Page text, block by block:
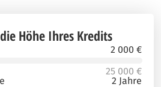
Höhe Ihres Kredits
2 000 €
25 000 €
2 Jahre